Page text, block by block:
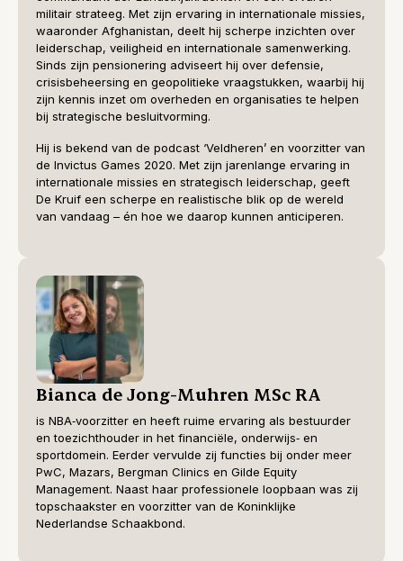
militair strateeg. Met zijn ervaring in internationale missies,
waaronder Afghanistan, deelt hij scherpe inzichten over
leiderschap, veiligheid en internationale samenwerking.
Sinds zijn pensionering adviseert hij over defensie,
crisisbeheersing en geopolitieke vraagstukken, waarbij hij
zijn kennis inzet om overheden en organisaties te helpen
bij strategische besluitvorming.
Hij is bekend van de podcast ‘Veldheren’ en voorzitter van
de Invictus Games 2020. Met zijn jarenlange ervaring in
internationale missies en strategisch leiderschap, geeft
De Kruif een scherpe en realistische blik op de wereld
van vandaag – én hoe we daarop kunnen anticiperen.
Bianca de Jong-Muhren MSc RA
is NBA‑voorzitter en heeft ruime ervaring als bestuurder
en toezichthouder in het financiële, onderwijs‑ en
sportdomein. Eerder vervulde zij functies bij onder meer
PwC, Mazars, Bergman Clinics en Gilde Equity
Management. Naast haar professionele loopbaan was zij
topschaakster en voorzitter van de Koninklijke
Nederlandse Schaakbond.